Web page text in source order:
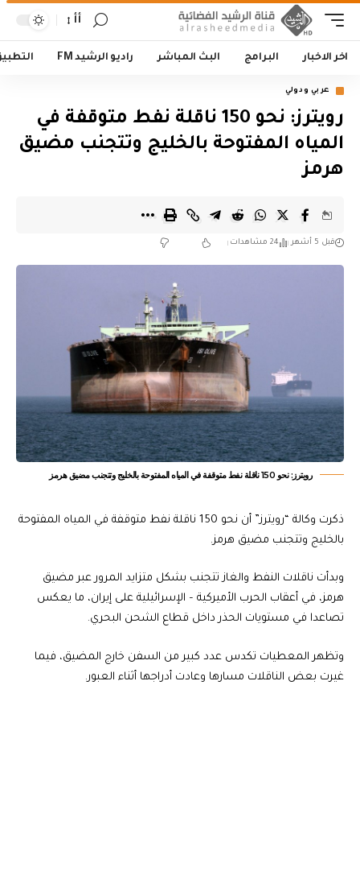
أأ
اخر الاخبار البرامج البث المباشر راديو الرشيد FM
عربي ودولي
رويترز: نحو 150 ناقلة نفط متوقفة في
المياه المفتوحة بالخليج وتتجنب مضيق
هرمز
قبل 5 أشهر 24 مشاهدات
رويترز: نحو 150 ناقلة نفط متوقفة في المياه المفتوحة بالخليج وتتجنب مضيق هرمز
ذكرت وكالة “رويترز” أن نحو 150 ناقلة نفط متوقفة في المياه المفتوحة
بالخليج وتتجنب مضيق هرمز.
وبدأت ناقلات النفط والغاز تتجنب بشكل متزايد المرور عبر مضيق
هرمز، في أعقاب الحرب الأميركية – الإسرائيلية على إيران، ما يعكس
تصاعدا في مستويات الحذر داخل قطاع الشحن البحري.
وتظهر المعطيات تكدس عدد كبير من السفن خارج المضيق، فيما
غيرت بعض الناقلات مسارها وعادت أدراجها أثناء العبور.